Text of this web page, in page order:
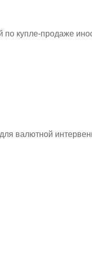
купле-продаже
валютной